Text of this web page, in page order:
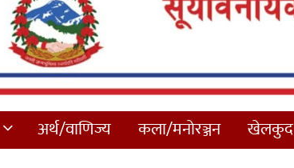
अर्थ/वाणिज्य कला/मनोरञ्जन खेलकुद